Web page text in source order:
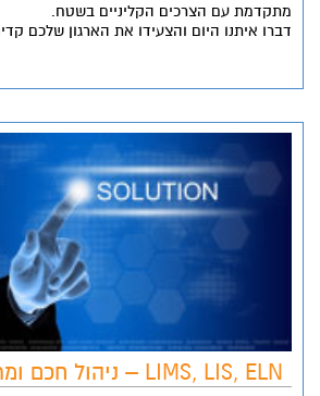
מתקדמת עם הצרכים הקליניים בשטח.
דברו איתנו היום והצעידו את הארגון שלכם
LIMS, LIS, ELN – ניהול חכם ומתקדם למעבדה